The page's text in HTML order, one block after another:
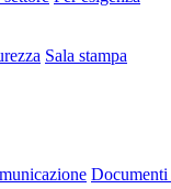
Sala stampa
Documenti